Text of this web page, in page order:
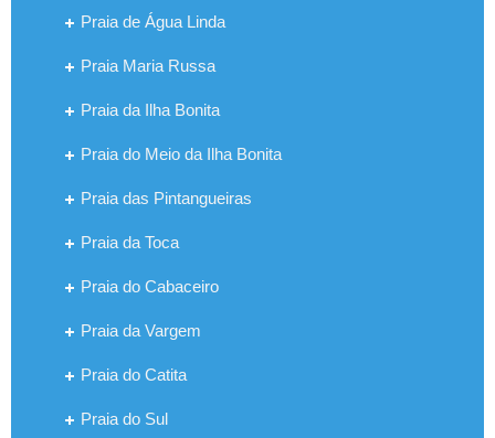
Praia de Água Linda
Praia Maria Russa
Praia da Ilha Bonita
Praia do Meio da Ilha Bonita
Praia das Pintangueiras
Praia da Toca
Praia do Cabaceiro
Praia da Vargem
Praia do Catita
Praia do Sul